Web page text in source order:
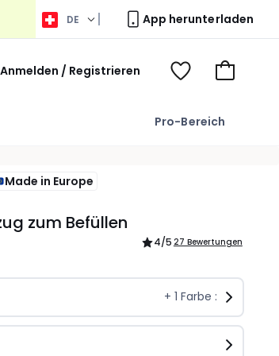
DE App herunterladen
Pro-Bereich
Anmelden / Registrieren
Willkommen
Voir
Zum
Made in Europe
zum Befüllen
4/5 27 Bewertungen
+ 1 Farbe :